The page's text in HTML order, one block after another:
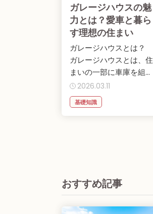
ガレージハウスの魅
力とは？愛車と暮ら
す理想の住まい
ガレージハウスとは？
ガレージハウスとは、住
まいの一部に車庫を組み
込んだ住宅のこと。単に
車を停める場...
2026.03.11
基礎知識
おすすめ記事